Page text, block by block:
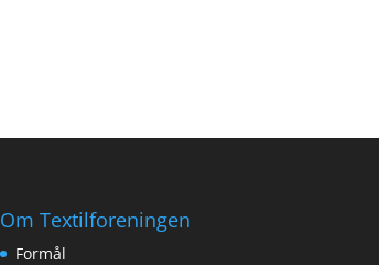
Om Textilforeningen
Formål